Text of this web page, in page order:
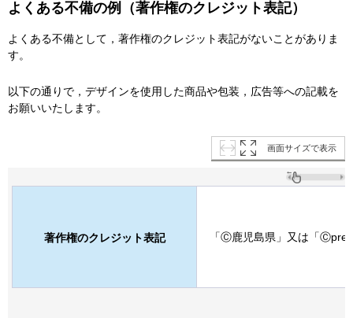
よくある不備の例（著作権のクレジット表記）
よくある不備として，著作権のクレジット表記がないことがありま
す。
以下の通りで，デザインを使用した商品や包装，広告等への記載を
お願いいたします。
画面サイズで表示
著作権のクレジット表記 「Ⓒ鹿児島県」又は「